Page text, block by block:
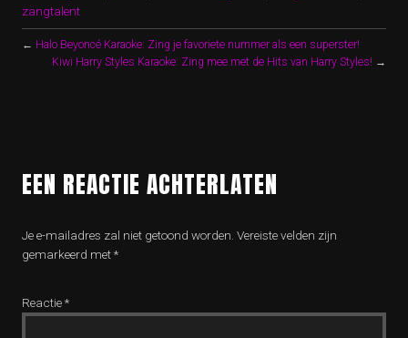
zangtalent
← Halo Beyoncé Karaoke: Zing je favoriete nummer als een superster!
Kiwi Harry Styles Karaoke: Zing mee met de Hits van Harry Styles! →
EEN REACTIE ACHTERLATEN
Je e-mailadres zal niet getoond worden. Vereiste velden zijn
gemarkeerd met*
Reactie*